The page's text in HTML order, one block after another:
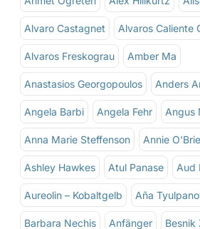
Alvaro Castagnet Alvaros Caliente
Alvaros Freskograu Amber Ma
Anastasios Georgopoulos Anders
Angela Barbi Angela Fehr Angus
Anna Marie Steffenson Annie
Ashley Hawkes Atul Panase Aud
Aureolin – Kobaltgelb Aña
Barbara Nechis Anfänger Besnik